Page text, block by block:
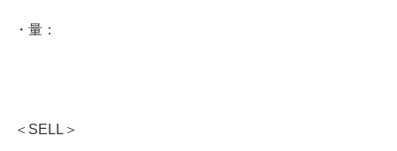
・量：
＜SELL＞